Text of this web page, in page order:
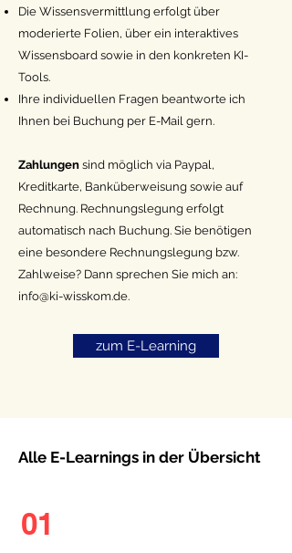
Die Wissensvermittlung erfolgt über
moderierte Folien, über ein interaktives
Wissensboard sowie in den konkreten KI-
Tools.
Ihre individuellen Fragen beantworte ich
Ihnen bei Buchung per E-Mail gern.
Zahlungen sind möglich via Paypal,
Kreditkarte, Banküberweisung sowie auf
Rechnung. Rechnungslegung erfolgt
automatisch nach Buchung. Sie benötigen
eine besondere Rechnungslegung bzw.
Zahlweise? Dann sprechen Sie mich an:
info@ki-wisskom.de.
zum E-Learning
Alle E-Learnings in der Übersicht
01